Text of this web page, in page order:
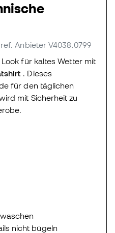
Anbieter V4038.0799
für kaltes Wetter mit
. Dieses
für den täglichen
mit Sicherheit zu
nicht bügeln